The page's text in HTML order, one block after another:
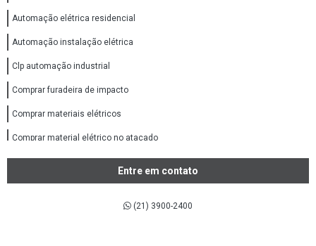
Automação elétrica residencial
Automação instalação elétrica
Clp automação industrial
Comprar furadeira de impacto
Comprar materiais elétricos
Comprar material elétrico no atacado
Comprar material elétricos online
Comprar tubos e conexões ppr
Entre em contato
(21) 3900-2400